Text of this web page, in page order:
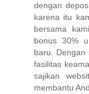
dengan
karena itu
bersama
bonus 30%
baru. Dengan
fasilitas
sajikan
membantu